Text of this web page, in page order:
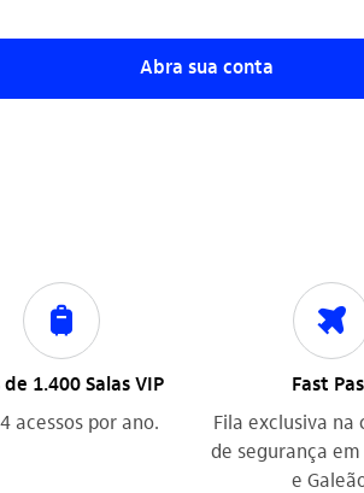
Abra sua conta
mala
1.400 Salas VIP
acessos por ano.
viagem
Fast
Fila exclusiva na
de segurança
e